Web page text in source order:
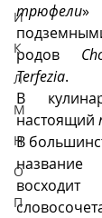
И
К
Л
М
Н
О
П
трюфели»
родов
Terfezia.
В
настоящий
В